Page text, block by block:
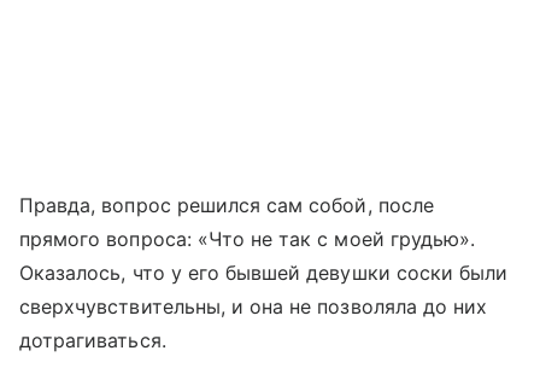
Правда, вопрос решился сам собой, после
прямого вопроса: «Что не так с моей грудью».
Оказалось, что у его бывшей девушки соски были
сверхчувствительны, и она не позволяла до них
дотрагиваться.